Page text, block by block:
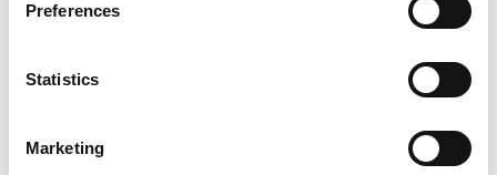
Preferences
Statistics
Marketingbetonblokmallen – Nieuwe
mogelijkheden voor de